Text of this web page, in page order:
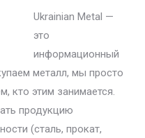
Ukrainian Metal —
это
информационный
металл, мы просто
кто этим занимается.
продукцию
(сталь, прокат,